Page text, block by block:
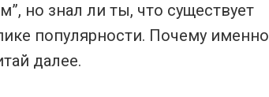
но знал ли ты, что существует
популярности. Почему именно
далее.